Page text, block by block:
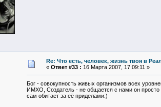
Re: Что есть, человек, жизнь твоя в
« Ответ #33 : 16 Марта 2007, 17:09:11 »
Бог - совокупность живых организмов всех
ИМХО, Создатель - не общается с нами он просто
сам обитает за её приделами:)